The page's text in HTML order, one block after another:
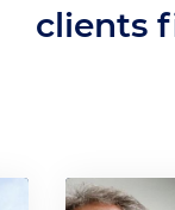
clients